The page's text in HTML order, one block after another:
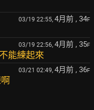
03/19 22:55, 4月前 , 34F
03/19 22:56, 4月前 , 35F
能練起來
03/21 02:49, 4月前 , 36F